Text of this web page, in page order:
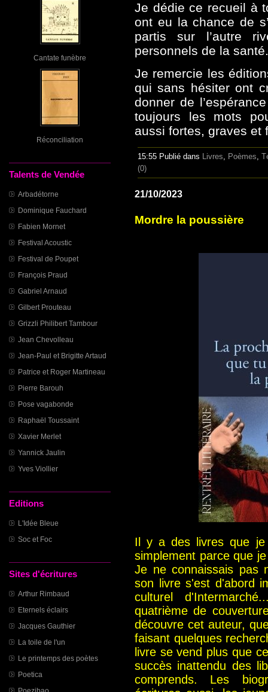
Cantate funèbre
Réconciliation
Talents de Vendée
Arbadétorne
Dominique Fauchard
Fabien Mornet
Festival Acoustic
Festival de Poupet
François Praud
Gabriel Arnaud
Gilbert Prouteau
Grizzli Philibert Tambour
Jean Chevolleau
Jean-Paul et Brigitte Artaud
Patrice et Roger Martineau
Pierre Barouh
Pose vagabonde
Raphaël Toussaint
Xavier Merlet
Yannick Jaulin
Yves Viollier
Editions
L'Idée Bleue
Soc et Foc
Sites d'écritures
Arthur Rimbaud
Eternels éclairs
Jacques Gauthier
La toile de l'un
Le printemps des poètes
Poetica
Je dédie ce recueil à
ont eu la chance de
partis sur l’autre
personnels de la santé.
Je remercie les
qui sans hésiter ont
donner de
toujours les mots
aussi fortes, graves
15:55 Publié dans Livres, Poèmes,
(0)
21/10/2023
Mordre la poussière
Il y a des livres que je
simplement parce que
Je ne connaissais pas
son livre s'est d'abord
culturel
quatrième de
découvre cet auteur,
faisant quelques
livre se vend plus que
succès inattendu des
comprends. Les